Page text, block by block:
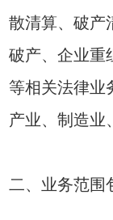
散清算、破产
破产、企业重
等相关法律业
产业、制造业
二、业务范围